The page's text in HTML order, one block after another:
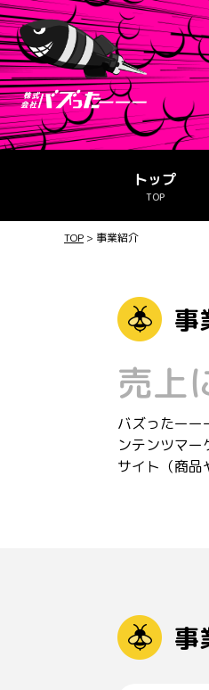
トップ
TOP
TOP > 事業紹介
事
売上
バズったーー
ンテンツマ
サイト（商品
事